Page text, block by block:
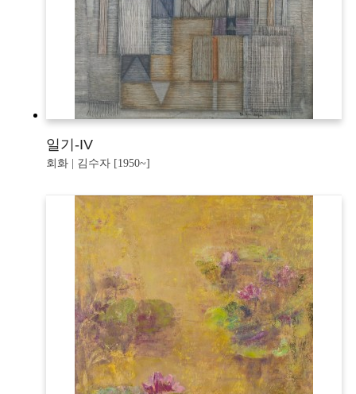
일기-IV
회화 | 김수자 [1950~]